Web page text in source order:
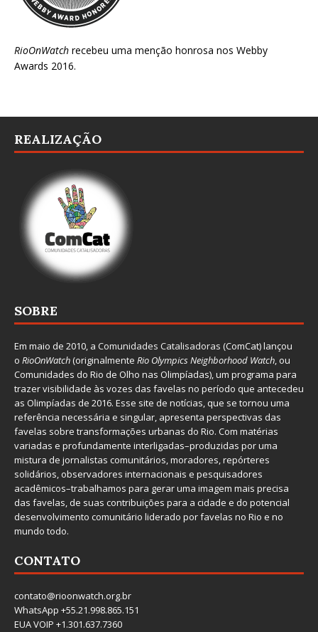
RioOnWatch recebeu uma menção honrosa nos Webby
Awards 2016.
REALIZAÇÃO
SOBRE
Em maio de 2010, a Comunidades Catalisadoras (ComCat) lançou
o RioOnWatch(originalmente Rio Olympics Neighborhood Watch, ou
Comunidades do Rio de Olho nas Olimpíadas), um programa para
trazer visibilidade às vozes das favelas no período que antecedeu
as Olimpíadas de 2016. Esse site de notícias, que se tornou uma
referência necessária e singular, apresenta perspectivas das
favelas sobre transformações urbanas do Rio. Com matérias
variadas e profundamente interligadas–produzidas por uma
mistura de jornalistas comunitários, moradores, repórteres
solidários, observadores internacionais e pesquisadores
acadêmicos–trabalhamos para gerar uma imagem mais precisa
das favelas, de suas contribuições para a cidade e do potencial
desenvolvimento comunitário liderado por favelas no Rio e no
mundo todo.
CONTATO
contato@rioonwatch.org.br
WhatsApp +55.21.998.865.151
EUA VOIP +1.301.637.7360